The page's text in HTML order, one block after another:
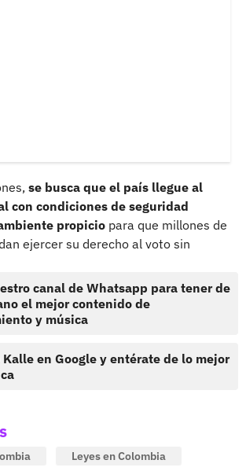
se busca que el país llegue al
con condiciones de seguridad
propicio para que millones de
ejercer su derecho al voto sin
canal de Whatsapp para tener de
el mejor contenido de
y música
Kalle en Google y entérate de lo mejor
Leyes en Colombia